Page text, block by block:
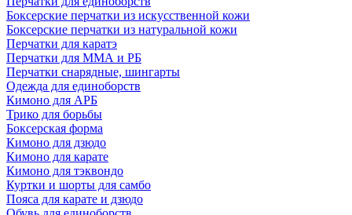
Боксерские перчатки из искусственной кожи
Боксерские перчатки из натуральной кожи
Перчатки для каратэ
Перчатки для ММА и РБ
Перчатки снарядные, шингарты
Одежда для единоборств
Кимоно для АРБ
Трико для борьбы
Боксерская форма
Кимоно для дзюдо
Кимоно для карате
Кимоно для тэквондо
Куртки и шорты для самбо
Пояса для карате и дзюдо